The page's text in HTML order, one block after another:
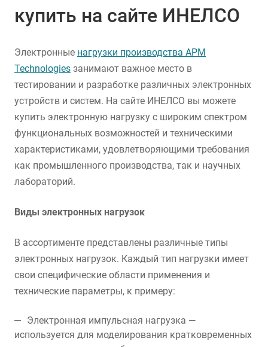
купить на сайте ИНЕЛСО
Электронные нагрузки производства APM
Technologies занимают важное место в
тестировании и разработке различных электронных
устройств и систем. На сайте ИНЕЛСО вы можете
купить электронную нагрузку с широким спектром
функциональных возможностей и техническими
характеристиками, удовлетворяющими требования
как промышленного производства, так и научных
лабораторий.
Виды электронных нагрузок
В ассортименте представлены различные типы
электронных нагрузок. Каждый тип нагрузки имеет
свои специфические области применения и
технические параметры, к примеру:
Электронная импульсная нагрузка —
используется для моделирования кратковременных